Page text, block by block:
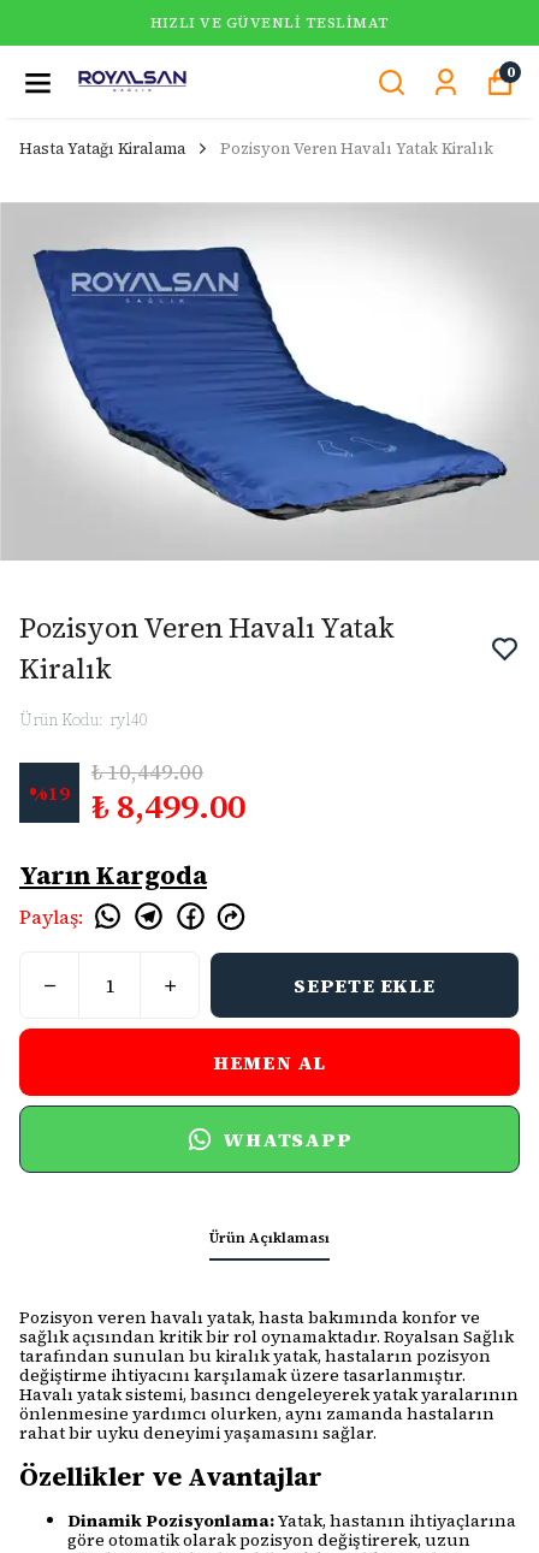
HIZLI VE GÜVENLI TESLIMAT
0
Hasta Yatağı Kiralama Pozisyon Veren Havalı Yatak Kiralık
Pozisyon Veren Havalı Yatak
Kiralık
Ürün Kodu: ryl40
%19
₺ 10,449.00
₺ 8,499.00
Yarın Kargoda
Paylaş:
SEPETE EKLE
HEMEN AL
WHATSAPP
Ürün Açıklaması
Pozisyon veren havalı yatak, hasta bakımında konfor ve
sağlık açısından kritik bir rol oynamaktadır. Royalsan Sağlık
tarafından sunulan bu kiralık yatak, hastaların pozisyon
değiştirme ihtiyacını karşılamak üzere tasarlanmıştır.
Havalı yatak sistemi, basıncı dengeleyerek yatak yaralarının
önlenmesine yardımcı olurken, aynı zamanda hastaların
rahat bir uyku deneyimi yaşamasını sağlar.
Özellikler ve Avantajlar
Dinamik Pozisyonlama:Yatak, hastanın ihtiyaçlarına
göre otomatik olarak pozisyon değiştirerek, uzun